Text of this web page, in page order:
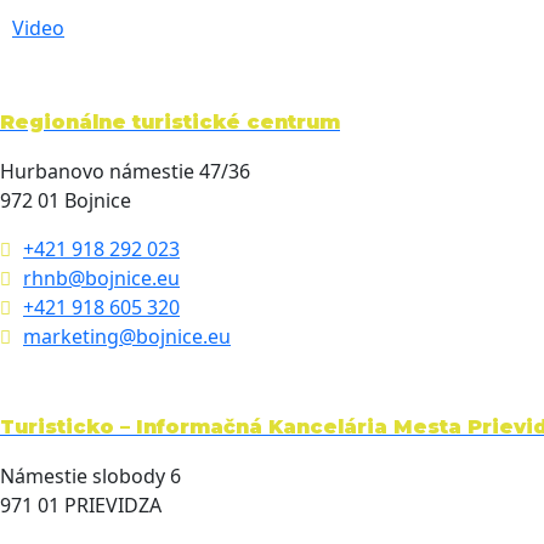
Video
Regionálne turistické centrum
Hurbanovo námestie 47/36
972 01 Bojnice
+421 918 292 023
rhnb@bojnice.eu
+421 918 605 320
marketing@bojnice.eu
Turisticko – Informačná Kancelária Mesta
Námestie slobody 6
971 01 PRIEVIDZA